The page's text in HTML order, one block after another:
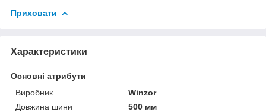
Приховати
Характеристики
Основні атрибути
Виробник
Winzor
Довжина шини
500 мм